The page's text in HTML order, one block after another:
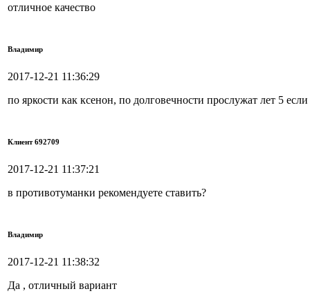
отличное качество
Владимир
2017-12-21 11:36:29
по яркости как ксенон, по долговечности прослужат лет 5
Клиент 692709
2017-12-21 11:37:21
в противотуманки рекомендуете ставить?
Владимир
2017-12-21 11:38:32
Да , отличный вариант